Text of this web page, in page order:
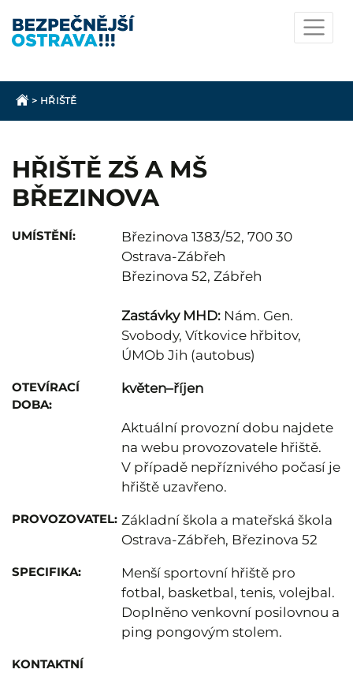
> HŘIŠTĚ
HŘIŠTĚ ZŠ A MŠ
BŘEZINOVA
UMÍSTĚNÍ:
Březinova 1383/52, 700 30
Ostrava-Zábřeh
Březinova 52, Zábřeh
Zastávky MHD: Nám. Gen.
Svobody, Vítkovice hřbitov,
ÚMOb Jih (autobus)
OTEVÍRACÍ
DOBA:
květen–říjen
Aktuální provozní dobu najdete
na webu provozovatele hřiště.
V případě nepříznivého počasí je
hřiště uzavřeno.
PROVOZOVATEL: Základní škola a mateřská škola
Ostrava-Zábřeh, Březinova 52
SPECIFIKA:
Menší sportovní hřiště pro
fotbal, basketbal, tenis, volejbal.
Doplněno venkovní posilovnou a
ping pongovým stolem.
KONTAKTNÍ